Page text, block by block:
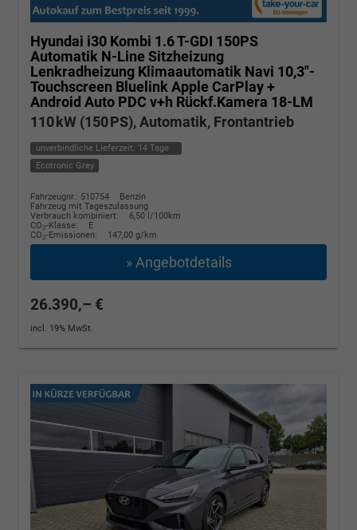
Hyundai i30 Kombi 1.6 T-GDI 150PS
Automatik N-Line Sitzheizung
Lenkradheizung Klimaautomatik Navi 10,3"-
Touchscreen Bluelink Apple CarPlay +
Android Auto PDC v+h Rückf.Kamera 18-LM
110 kW (150 PS), Automatik, Frontantrieb
unverbindliche Lieferzeit: 14 Tage
Ecotronic Grey
Fahrzeugnr.: 510754
Benzin
Fahrzeug mit Tageszulassung
Verbrauch kombiniert:
6,50 l/100km
CO2-Klasse:
E
CO2-Emissionen: 147,00 g/km
» Angebotdetails
26.390,– €
incl. 19% MwSt.